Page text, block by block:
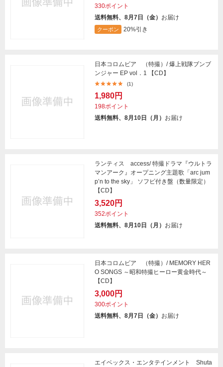
330ポイント
送料無料、8月7日（金） お届け
クーポン 20%引き
日本コロムビア （特撮）/ 爆上戦隊ブンブ
ンジャー EP vol．1 【CD】
(1)
1,980円
198ポイント
送料無料、8月10日（月） お届け
ランティス access/ 特撮ドラマ『ウルトラ
マンアーク』オープニング主題歌「arc jum
p’n to the sky」 ソフビ付き盤（数量限定）
【CD】
3,520円
352ポイント
送料無料、8月10日（月） お届け
日本コロムビア （特撮）/ MEMORY HER
O SONGS ～昭和特撮ヒーロー黄金時代～
【CD】
3,000円
300ポイント
送料無料、8月7日（金） お届け
エイベックス・エンタテインメント Shuta